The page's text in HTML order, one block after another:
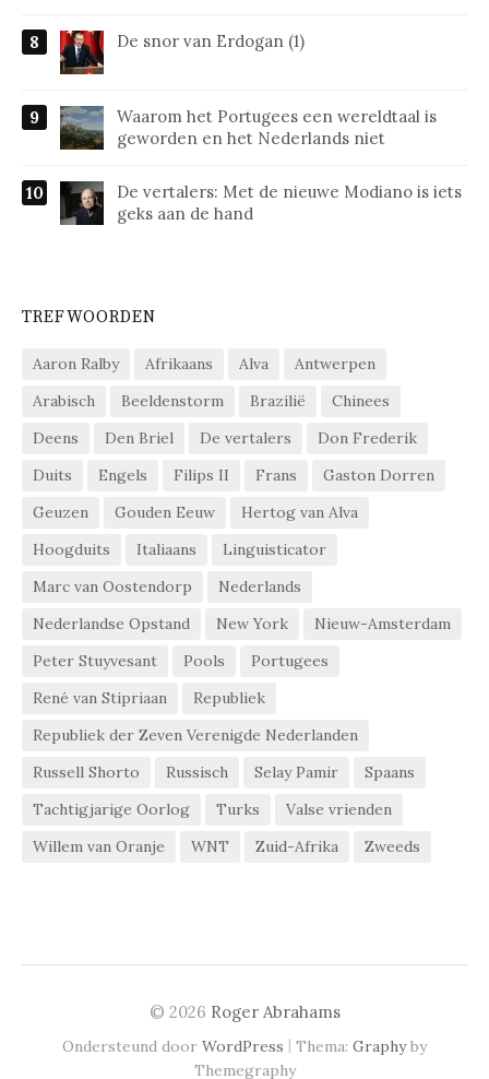
De snor van Erdogan (1)
Waarom het Portugees een wereldtaal is
geworden en het Nederlands niet
De vertalers: Met de nieuwe Modiano is iets
geks aan de hand
TREFWOORDEN
Aaron Ralby Afrikaans Alva
Antwerpen
Arabisch
Beeldenstorm Brazilië
Chinees
Deens
Den Briel De vertalers
Don Frederik
Duits
Engels Filips II Frans
Gaston Dorren
Geuzen
Gouden Eeuw
Hertog van Alva
Hoogduits
Italiaans
Linguisticator
Marc van Oostendorp
Nederlands
Nederlandse Opstand
New York
Nieuw-Amsterdam
Peter Stuyvesant
Pools
Portugees
René van Stipriaan
Republiek
Republiek der Zeven Verenigde Nederlanden
Russell Shorto
Russisch Selay Pamir
Spaans
Tachtigjarige Oorlog
Turks
Valse vrienden
Willem van Oranje
WNT Zuid-Afrika Zweeds
© 2026 Roger Abrahams
Ondersteund door WordPress | Thema: Graphyby
Themegraphy